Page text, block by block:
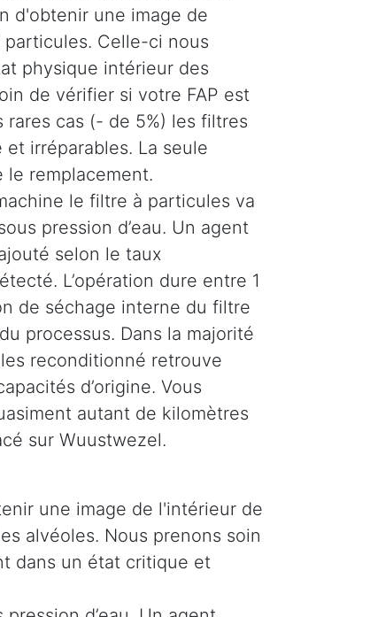
d'obtenir une image de
Celle-ci nous
physique intérieur des
de vérifier si votre FAP est
rares cas (- de 5%) les filtres
irréparables. La seule
remplacement.
le filtre à particules va
pression d’eau. Un agent
selon le taux
L’opération dure entre 1
de séchage interne du filtre
processus. Dans la majorité
reconditionné retrouve
d’origine. Vous
autant de kilomètres
sur Wuustwezel.
une image de l'intérieur de
alvéoles. Nous prenons soin
dans un état critique et